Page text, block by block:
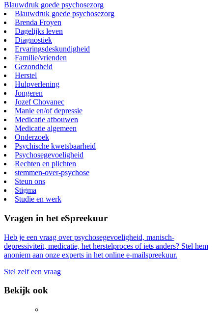
Blauwdruk goede psychosezorg
Blauwdruk goede psychosezorg
Brenda Froyen
Dagelijks leven
Diagnostiek
Ervaringsdeskundigheid
Familie/vrienden
Gezondheid
Herstel
Hulpverlening
Jongeren
Jozef Chovanec
Manie en/of depressie
Medicatie afbouwen
Medicatie algemeen
Onderzoek
Psychische kwetsbaarheid
Psychosegevoeligheid
Rechten en plichten
stemmen-over-psychose
Steun ons
Stigma
Studie en werk
Vragen in het eSpreekuur
Heb je een vraag over psychosegevoeligheid, manisch-
depressiviteit, medicatie, het herstelproces of iets anders? Stel hem
anoniem aan onze experts in het online e-mailspreekuur.
Stel zelf een vraag
Bekijk ook